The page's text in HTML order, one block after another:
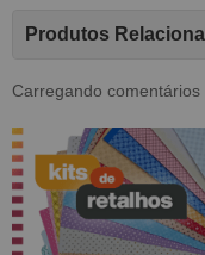
Produtos
Carregando comentários